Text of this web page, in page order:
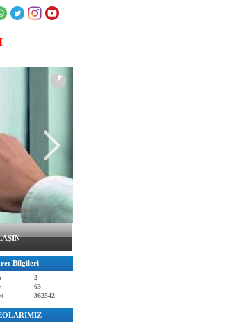
MERKEZİ UYDU SİSTEMLERİ,
Bilgileri
2
63
362542